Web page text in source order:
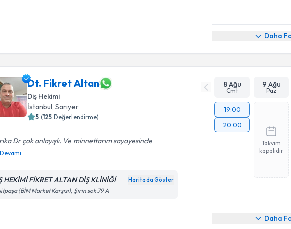
Daha
Dt. Fikret Altan
Diş Hekimi
İstanbul , Sarıyer
5 (125 Değerlendirme)
Dr çok anlayışlı. Ve minnettarım sayayesinde
Devamı
HEKİMİ FİKRET ALTAN DİŞ KLİNİĞİ Haritada Göster
(BİM Market Karşısı), Şirin sok.79 A
8 Ağu
Cmt
9 Ağu
Paz
19:00
20:00
Takvim
kapalıdır
Daha